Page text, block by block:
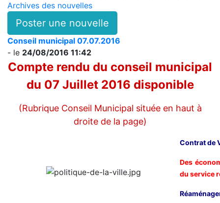
Archives des nouvelles
Poster une nouvelle
Conseil municipal 07.07.2016
- le 24/08/2016 11:42
Compte rendu du conseil municipal
du 07 Juillet 2016 disponible
(Rubrique Conseil Municipal située en haut à
droite de la page)
Contrat de
Des
du service